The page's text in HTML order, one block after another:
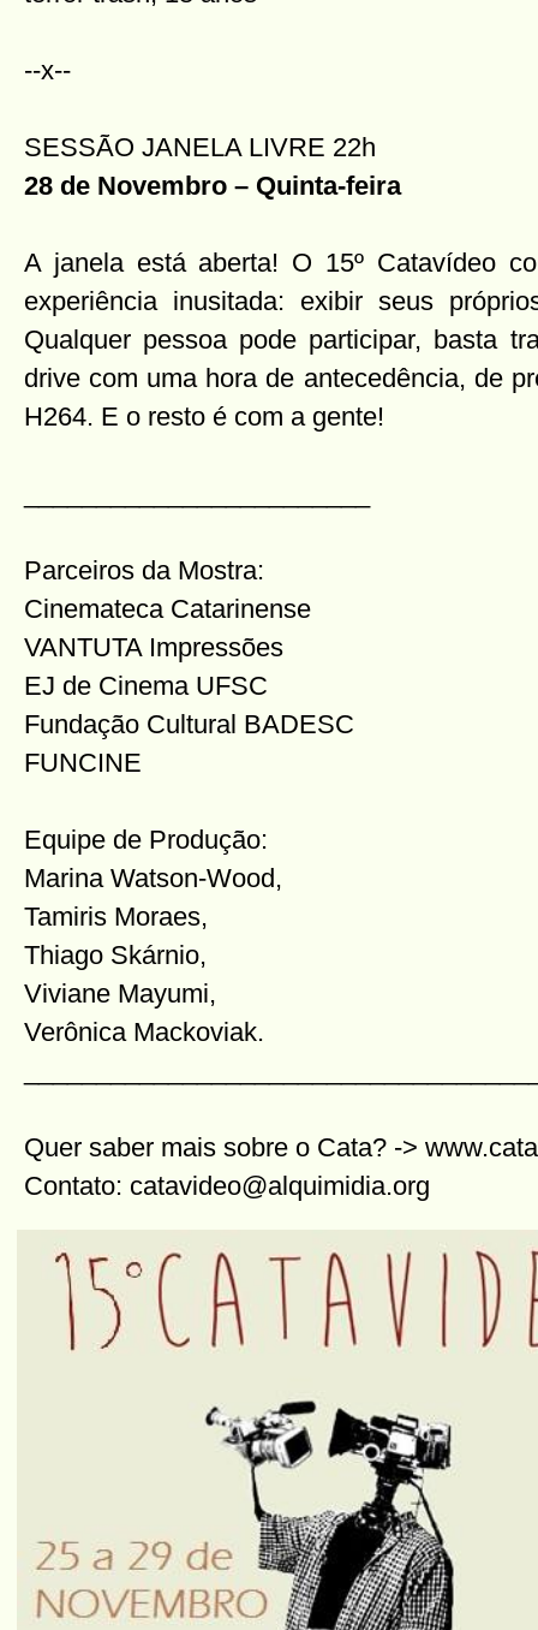
--x--
SESSÃO JANELA LIVRE 22h
28 de Novembro – Quinta-feira
A janela está aberta! O 15º Catavídeo
experiência inusitada: exibir seus
Qualquer pessoa pode participar, basta
drive com uma hora de antecedência, de
H264. E o resto é com a gente!
Parceiros da Mostra:
Cinemateca Catarinense
VANTUTA Impressões
EJ de Cinema UFSC
Fundação Cultural BADESC
FUNCINE
Equipe de Produção:
Marina Watson-Wood,
Tamiris Moraes,
Thiago Skárnio,
Viviane Mayumi,
Verônica Mackoviak.
Quer saber mais sobre o Cata? ->
Contato: catavideo@alquimidia.org